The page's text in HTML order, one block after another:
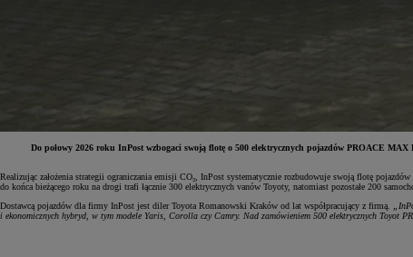
Yaris Cross
Do połowy 2026 roku InPost wzbogaci swoją flotę o 500 elektrycznych pojazdów PROACE
Realizując założenia strategii ograniczania emisji CO₂, InPost systematycznie rozbudowuje swoją flotę
do końca bieżącego roku na drogi trafi łącznie 300 elektrycznych vanów Toyoty, natomiast pozostałe 200
Dostawcą pojazdów dla firmy InPost jest diler Toyota Romanowski Kraków od lat współpracujący z firmą.
i ekonomicznych hybryd, w tym modele Yaris, Corolla czy Camry. Nad zamówieniem 500 elektrycznych Toyot